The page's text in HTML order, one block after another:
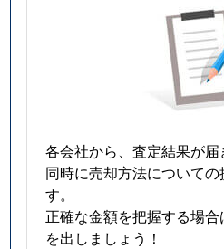
各会社から、査定結果が届
同時に売却方法について
す。
正確な金額を把握する場
を出しましょう！